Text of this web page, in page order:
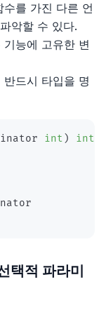
그 이후의 새로운
러블 스프레드,
를 가진 다른 언
악할 수 있다.
능에 고유한 변
드시 타입을 명
int ) int
택적 파라미